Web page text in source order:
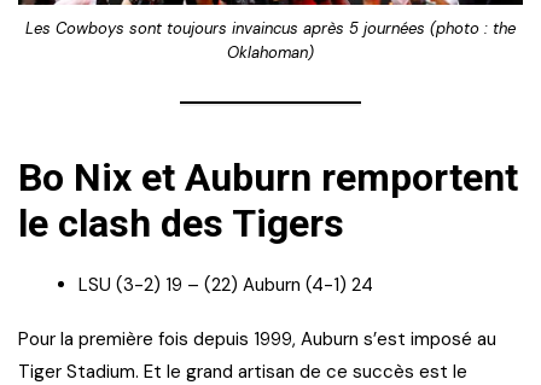
Les Cowboys sont toujours invaincus après 5 journées (photo : the
Oklahoman)
Bo Nix et Auburn remportent
le clash des Tigers
LSU (3-2) 19 – (22) Auburn (4-1) 24
Pour la première fois depuis 1999, Auburn s’est imposé au
Tiger Stadium. Et le grand artisan de ce succès est le